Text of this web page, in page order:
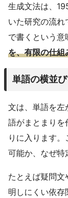
生成文法は、
いた研究の流
で書くという意
を、有限の仕組
単語の横並
文は、単語を左
語がまとまりを
りに入ります
可能か、なぜ特
たとえば疑問
明しにくい依